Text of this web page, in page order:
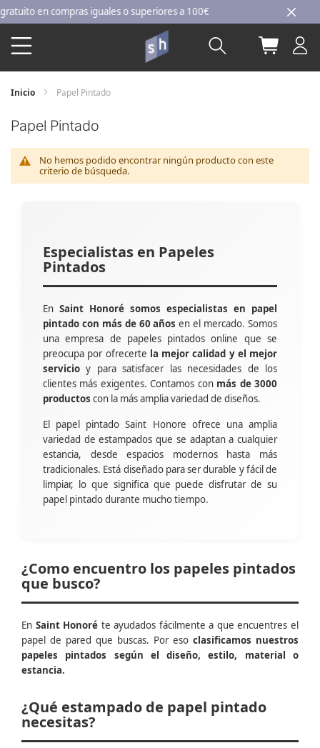
Ir
al
contenido
en compras iguales o superiores a 100€
Buscar Mi
Inicio Papel Pintado
Papel Pintado
No hemos podido encontrar ningún producto con este
criterio de búsqueda.
Especialistas en Papeles
Pintados
En Saint Honoré somos especialistas en papel
pintado con más de 60 años en el mercado. Somos
una empresa de papeles pintados online que se
preocupa por ofrecerte la mejor calidad y el mejor
servicio y para satisfacer las necesidades de los
clientes más exigentes. Contamos con más de 3000
productos con la más amplia variedad de diseños.
El papel pintado Saint Honore ofrece una amplia
variedad de estampados que se adaptan a cualquier
estancia, desde espacios modernos hasta más
tradicionales. Está diseñado para ser durable y fácil de
limpiar, lo que significa que puede disfrutar de su
papel pintado durante mucho tiempo.
¿Como encuentro los papeles pintados
que busco?
En Saint Honoré te ayudados fácilmente a que encuentres el
papel de pared que buscas. Por eso clasificamos nuestros
papeles pintados según el diseño, estilo, material o
estancia.
¿Qué estampado de papel pintado
necesitas?